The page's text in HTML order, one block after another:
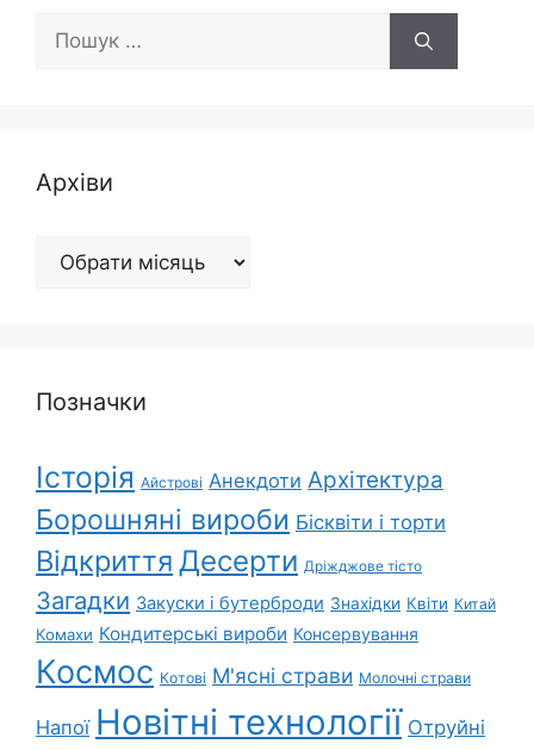
Пошук:
Архіви
Архіви
Позначки
Історія Айстрові Анекдоти Архітектура
Борошняні вироби Бісквіти і торти
Відкриття Десерти Дріжджове тісто
Загадки Закуски і бутерброди Знахідки Квіти Китай
Комахи Кондитерські вироби Консервування
Космос Котові М'ясні страви Молочні страви
Напої Новітні технології Отруйні